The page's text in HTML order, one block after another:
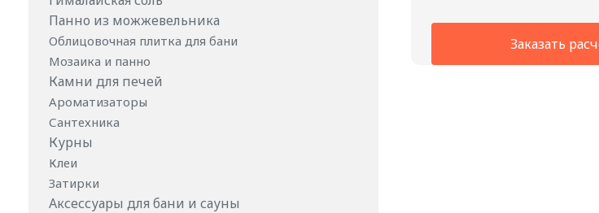
Панно из можжевельника
Облицовочная плитка для бани
Мозаика и панно
Камни для печей
Ароматизаторы
Сантехника
Курны
Клеи
Затирки
Аксессуары для бани и сауны
Заказать